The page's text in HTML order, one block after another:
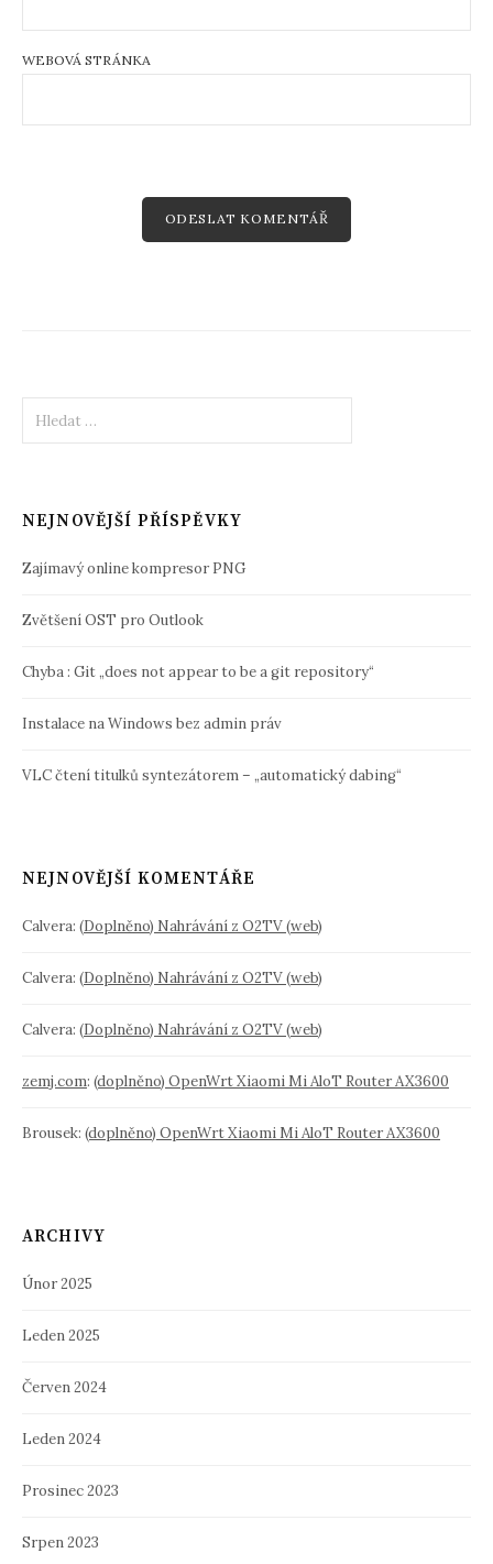
WEBOVÁ STRÁNKA
NEJNOVĚJŠÍ PŘÍSPĚVKY
Zajímavý online kompresor PNG
Zvětšení OST pro Outlook
Chyba : Git „does not appear to be a git repository“
Instalace na Windows bez admin práv
VLC čtení titulků syntezátorem – „automatický dabing“
NEJNOVĚJŠÍ KOMENTÁŘE
Calvera: (Doplněno) Nahrávání z O2TV (web)
Calvera: (Doplněno) Nahrávání z O2TV (web)
Calvera: (Doplněno) Nahrávání z O2TV (web)
zemj.com: (doplněno) OpenWrt Xiaomi Mi AloT Router AX3600
Brousek: (doplněno) OpenWrt Xiaomi Mi AloT Router AX3600
ARCHIVY
Únor 2025
Leden 2025
Červen 2024
Leden 2024
Prosinec 2023
Srpen 2023